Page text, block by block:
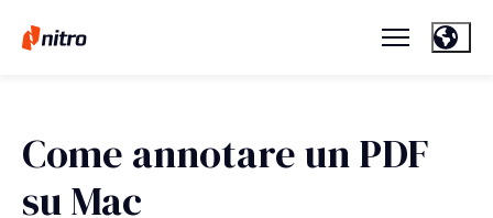
Come annotare un PDF
su Mac